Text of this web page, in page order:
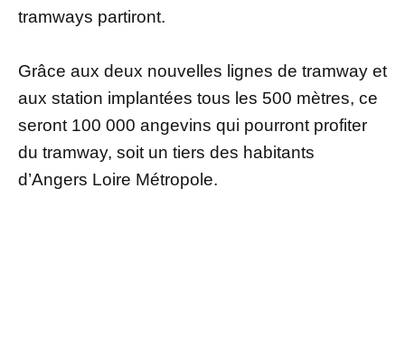
tramways partiront.
Grâce aux deux nouvelles lignes de tramway et
aux station implantées tous les 500 mètres, ce
seront 100 000 angevins qui pourront profiter
du tramway, soit un tiers des habitants
d’Angers Loire Métropole.